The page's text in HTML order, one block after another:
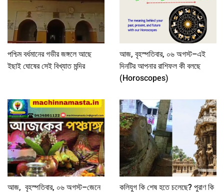
পশ্চিম বর্ধমানের গভীর জঙ্গলে আছে
ইছাই ঘোষের সেই বিখ্যাত মন্দির
আজ, বৃহস্পতিবার, ০৬ অগস্ট–এই
দিনটির আপনার রাশিফল কী বলছে
(Horoscopes)
আজ, বৃহস্পতিবার, ০৬ অগস্ট–জেনে
কলিযুগ কি শেষ হতে চলেছে? পুরাণ কি